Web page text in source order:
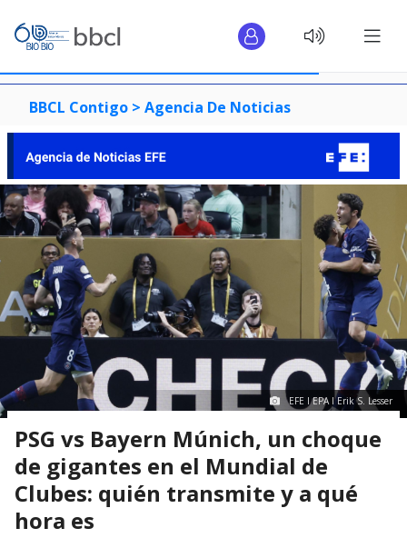
BBCL Contigo > Agencia De Noticias
EFE I EPA I Erik S. Lesser
PSG vs Bayern Múnich, un choque
de gigantes en el Mundial de
Clubes: quién transmite y a qué
hora es